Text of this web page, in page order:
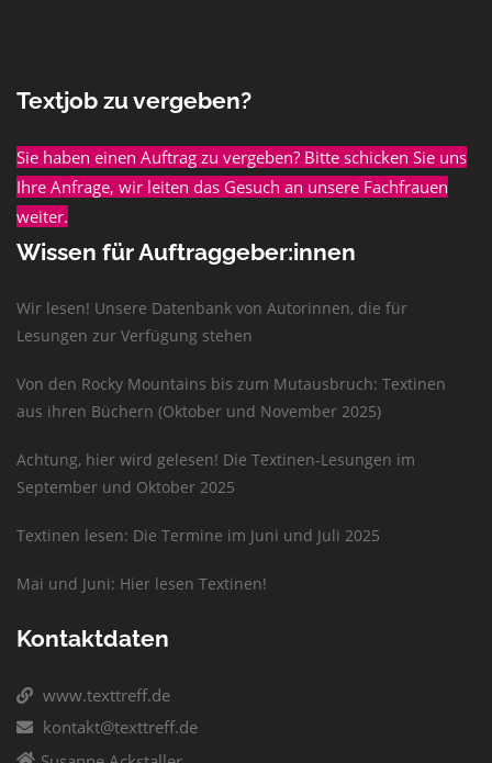
Textjob zu vergeben?
Sie haben einen Auftrag zu vergeben? Bitte schicken Sie uns
Ihre Anfrage, wir leiten das Gesuch an unsere Fachfrauen
weiter.
Wissen für Auftraggeber:innen
Wir lesen! Unsere Datenbank von Autorinnen, die für
Lesungen zur Verfügung stehen
Von den Rocky Mountains bis zum Mutausbruch: Textinen
aus ihren Büchern (Oktober und November 2025)
Achtung, hier wird gelesen! Die Textinen-Lesungen im
September und Oktober 2025
Textinen lesen: Die Termine im Juni und Juli 2025
Mai und Juni: Hier lesen Textinen!
Kontaktdaten
www.texttreff.de
kontakt@texttreff.de